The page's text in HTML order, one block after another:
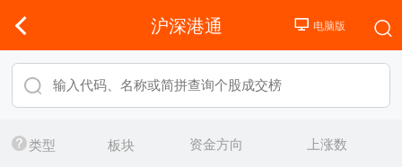
沪深港通
类型 板块 资金方向
上涨数